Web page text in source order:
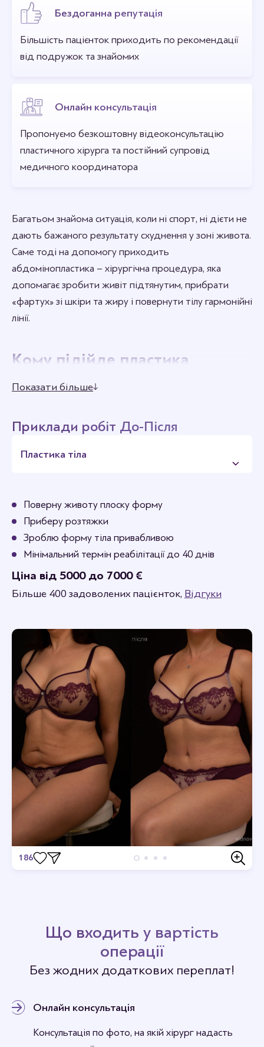
Бездоганна репутація
Більшість пацієнток приходить по рекомендації
від подружок та знайомих
Онлайн консультація
Пропонуємо безкоштовну відеоконсультацію
пластичного хірурга та постійний супровід
медичного координатора
Багатьом знайома ситуація, коли ні спорт, ні дієти не
дають бажаного результату схуднення у зоні живота.
Саме тоді на допомогу приходить
абдомінопластика – хірургічна процедура, яка
допомагає зробити живіт підтянутим, прибрати
«фартух» зі шкіри та жиру і повернути тілу гармонійні
лінії.
Кому підійде пластика
живота?
втрачає форму
людям, які різко схудли й мають надлишок
пацієнтам з діастазом (розходженням м’язів
живота)
тим, хто має неестетичні післяопераційні рубці
(зокрема після кесаревого розтину)
чоловікам, які втратили багато ваги й хочуть
Показати більше
Приклади робіт До-Після
Пластика тіла
Поверну животу плоску форму
Приберу розтяжки
Зроблю форму тіла привабливою
Мінімальний термін реабілітації до 40 днів
Ціна від 5000 до 7000 €
Більше 400 задоволених пацієнток, Відгуки
186
Що входить у вартість
операції
Без жодних додаткових переплат!
Онлайн консультація
Консультація по фото, на якій хірург надасть